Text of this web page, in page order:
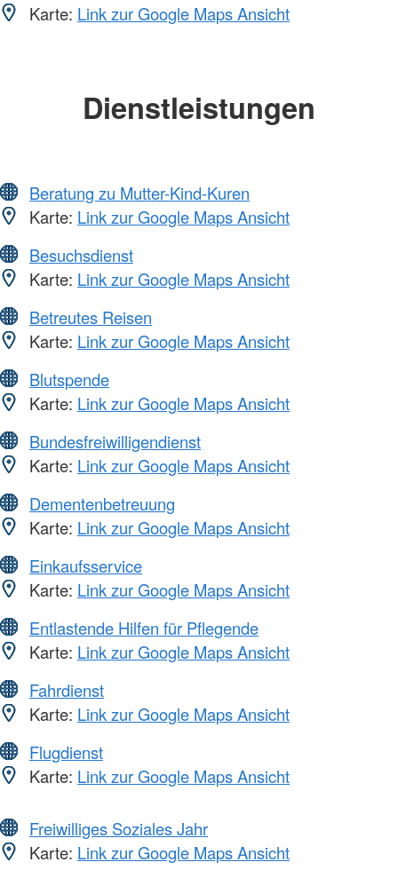
Karte: Link zur Google Maps Ansicht
Dienstleistungen
Beratung zu Mutter-Kind-Kuren
Karte: Link zur Google Maps Ansicht
Besuchsdienst
Karte: Link zur Google Maps Ansicht
Betreutes Reisen
Karte: Link zur Google Maps Ansicht
Blutspende
Karte: Link zur Google Maps Ansicht
Bundesfreiwilligendienst
Karte: Link zur Google Maps Ansicht
Dementenbetreuung
Karte: Link zur Google Maps Ansicht
Einkaufsservice
Karte: Link zur Google Maps Ansicht
Entlastende Hilfen für Pflegende
Karte: Link zur Google Maps Ansicht
Fahrdienst
Karte: Link zur Google Maps Ansicht
Flugdienst
Karte: Link zur Google Maps Ansicht
Freiwilliges Soziales Jahr
Karte: Link zur Google Maps Ansicht